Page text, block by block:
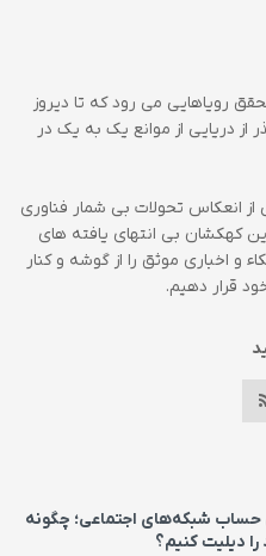
رویاهایی می رود که تا دیروز
از دریایی از موانع یک به یک در
انعکاس تحولات بی شمار فناوری
کهکشان بی انتهای یافته های
و اخباری موثق را از گوشه و کنار
قرار دهیم.
شبکه‌های اجتماعی؛ چگونه
دیلیت کنیم؟